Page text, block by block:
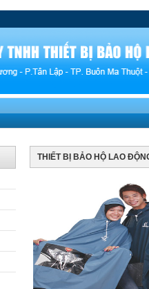
THIẾT BỊ BẢO HỘ LAO